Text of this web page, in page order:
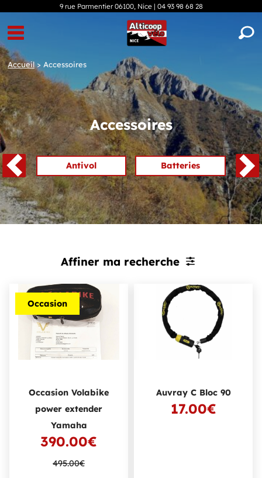
9 rue Parmentier 06100, Nice | 04 93 98 68 28
Accueil> Accessoires
Accessoires
Antivol Batteries
Affiner ma recherche
Occasion ,
Occasion Volabike
power extender
Yamaha
390.00€
495.00€
Auvray C Bloc 90
17.00€